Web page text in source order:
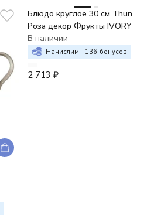
Блюдо круглое 30 см Thun
Роза декор Фрукты IVORY
В наличии
Начислим +136 бонусов
2 713 ₽